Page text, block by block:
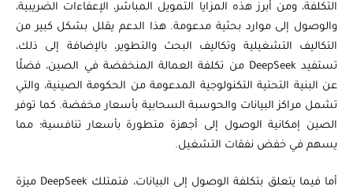
التكلفة، ومن أبرز هذه المزايا التمويل المباشر، الإعفاءات الضريبية،
والوصول إلى موارد بحثية مدعومة. هذا الدعم يقلل بشكل كبير من
التكاليف التشغيلية وتكاليف البحث والتطوير، بالإضافة إلى ذلك،
تستفيد DeepSeek من تكلفة العمالة المنخفضة في الصين، فضلًا
عن البنية التحتية التكنولوجية المدعومة من الحكومة الصينية، والتي
تشمل مراكز البيانات والحوسبة السحابية بأسعار مخفضة. كما توفر
الصين إمكانية الوصول إلى أجهزة متطورة بأسعار تنافسية؛ مما
يسهم في خفض نفقات التشغيل.
أما فيما يتعلق بتكلفة الوصول إلى البيانات، فتمتلك DeepSeek ميزة